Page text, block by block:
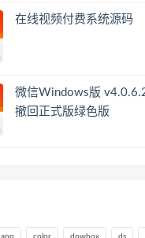
在线视频付费系统源码
微信Windows版
撤回正式版绿色版
app color dowbox ds